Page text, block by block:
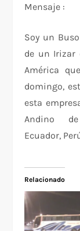
Mensaje :
Soy un
de un Irizar
América
domingo,
esta
Andino de
Ecuador,
Relacionado